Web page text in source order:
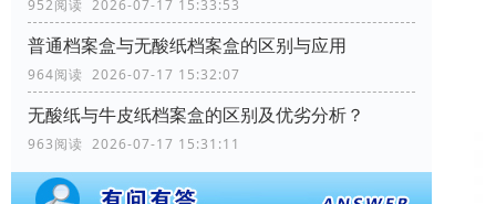
952阅读 2026-07-17 15:33:53
普通档案盒与无酸纸档案盒的区别与应用
964阅读 2026-07-17 15:32:07
无酸纸与牛皮纸档案盒的区别及优劣分析？
963阅读 2026-07-17 15:31:11